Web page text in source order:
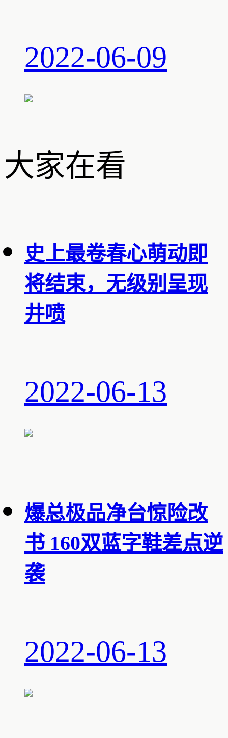
2022-06-09
大家在看
史上最卷春心萌动即
将结束，无级别呈现
井喷
2022-06-13
爆总极品净台惊险改
书 160双蓝字鞋差点逆
袭
2022-06-13